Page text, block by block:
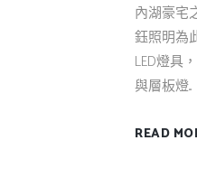
內湖豪宅
鈺照明為
LED燈具
與層板燈...
READ